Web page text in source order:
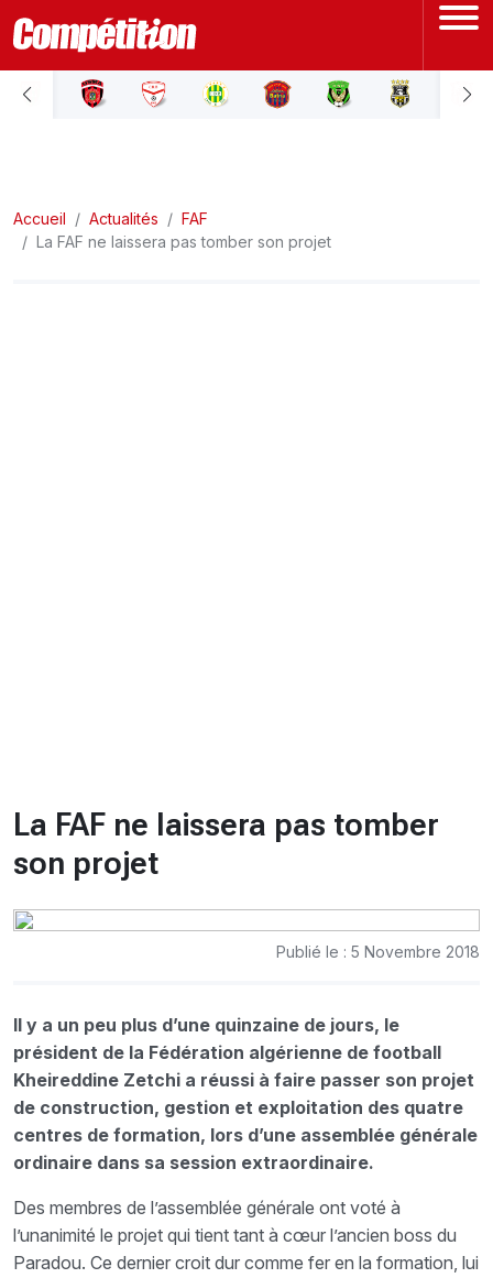
ACCUEIL
LIGUE 2
Accueil Actualités
FAF
La FAF ne laissera pas tomber son projet
La FAF ne laissera pas tomber
son projet
Publié le : 5 Novembre 2018
Il y a un peu plus d’une quinzaine de jours, le
président de la Fédération algérienne de football
Kheireddine Zetchi a réussi à faire passer son projet
de construction, gestion et exploitation des quatre
centres de formation, lors d’une assemblée générale
ordinaire dans sa session extraordinaire.
Des membres de l’assemblée générale ont voté à
l’unanimité le projet qui tient tant à cœur l’ancien boss du
Paradou. Ce dernier croit dur comme fer en la formation, lui